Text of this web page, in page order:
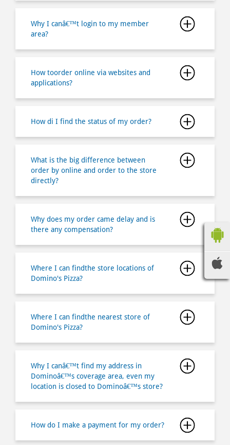
applications?
What is the big difference between
directly?
Why does my order came delay and is
there any compensation?
Domino's Pizza?
Domino's Pizza?
Dominoâ€™s coverage area, even my
location is closed to Dominoâ€™s store?
How do I make a payment for my order?
How long does it takes for me to pick up